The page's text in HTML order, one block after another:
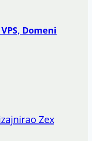
Domeni
Zex